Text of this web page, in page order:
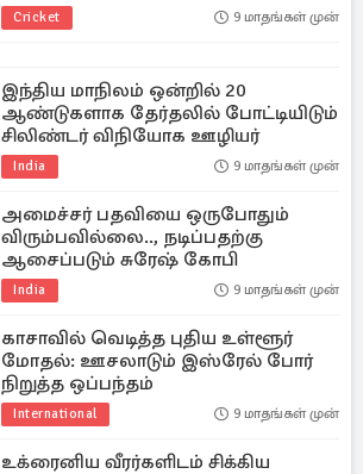
Cricket 9 மாதங்கள் முன்
இந்திய மாநிலம் ஒன்றில் 20
ஆண்டுகளாக தேர்தலில் போட்டியிடும்
சிலிண்டர் விநியோக ஊழியர்
India 9 மாதங்கள் முன்
அமைச்சர் பதவியை ஒருபோதும்
விரும்பவில்லை.., நடிப்பதற்கு
ஆசைப்படும் சுரேஷ் கோபி
India 9 மாதங்கள் முன்
காசாவில் வெடித்த புதிய உள்ளூர்
மோதல்: ஊசலாடும் இஸ்ரேல் போர்
நிறுத்த ஒப்பந்தம்
International 9 மாதங்கள் முன்
உக்ரைனிய வீரர்களிடம் சிக்கிய